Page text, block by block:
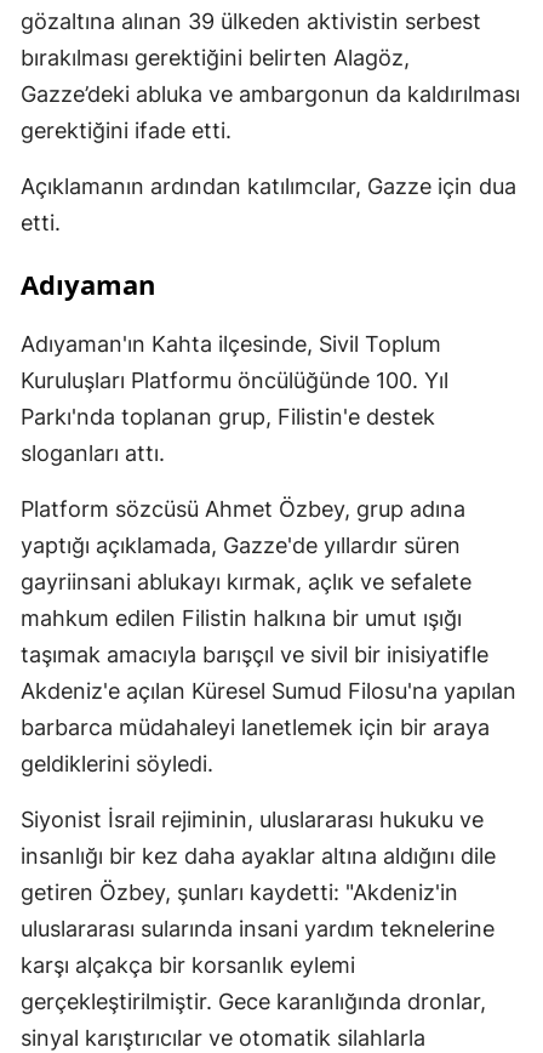
gözaltına alınan 39 ülkeden aktivistin serbest
bırakılması gerektiğini belirten Alagöz,
Gazze’deki abluka ve ambargonun da kaldırılması
gerektiğini ifade etti.
Açıklamanın ardından katılımcılar, Gazze için dua
etti.
Adıyaman
Adıyaman'ın Kahta ilçesinde, Sivil Toplum
Kuruluşları Platformu öncülüğünde 100. Yıl
Parkı'nda toplanan grup, Filistin'e destek
sloganları attı.
Platform sözcüsü Ahmet Özbey, grup adına
yaptığı açıklamada, Gazze'de yıllardır süren
gayriinsani ablukayı kırmak, açlık ve sefalete
mahkum edilen Filistin halkına bir umut ışığı
taşımak amacıyla barışçıl ve sivil bir inisiyatifle
Akdeniz'e açılan Küresel Sumud Filosu'na yapılan
barbarca müdahaleyi lanetlemek için bir araya
geldiklerini söyledi.
Siyonist İsrail rejiminin, uluslararası hukuku ve
insanlığı bir kez daha ayaklar altına aldığını dile
getiren Özbey, şunları kaydetti: "Akdeniz'in
uluslararası sularında insani yardım teknelerine
karşı alçakça bir korsanlık eylemi
gerçekleştirilmiştir. Gece karanlığında dronlar,
sinyal karıştırıcılar ve otomatik silahlarla